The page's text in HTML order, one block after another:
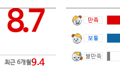
8.7
최근 6개월9.4